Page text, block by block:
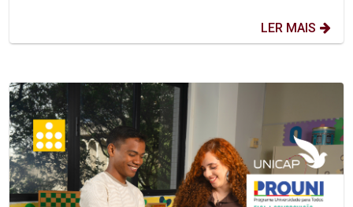
LER MAIS